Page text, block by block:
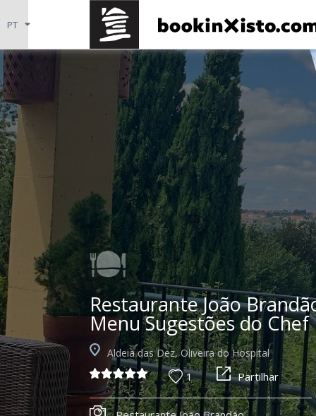
Restaurante João
Menu Sugestões do Chef
Aldeia das Dez, Oliveira do Hospital
1 Partilhar